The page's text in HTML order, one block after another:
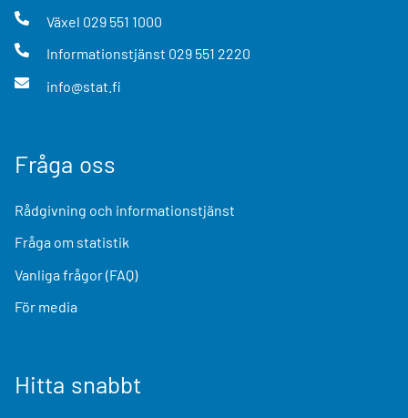
Växel 029 551 1000
Informationstjänst 029 551 2220
info@stat.fi
Fråga oss
Rådgivning och informationstjänst
Fråga om statistik
Vanliga frågor (FAQ)
För media
Hitta snabbt